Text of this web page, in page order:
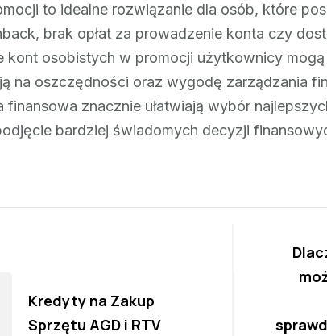
to idealne rozwiązanie dla osób, które
brak opłat za prowadzenie konta czy
kont osobistych w promocji użytkownicy
na oszczędności oraz wygodę zarządzania
finansowa znacznie ułatwiają wybór
bardziej świadomych decyzji
Kredyty na Zakup
Sprzętu AGD i RTV